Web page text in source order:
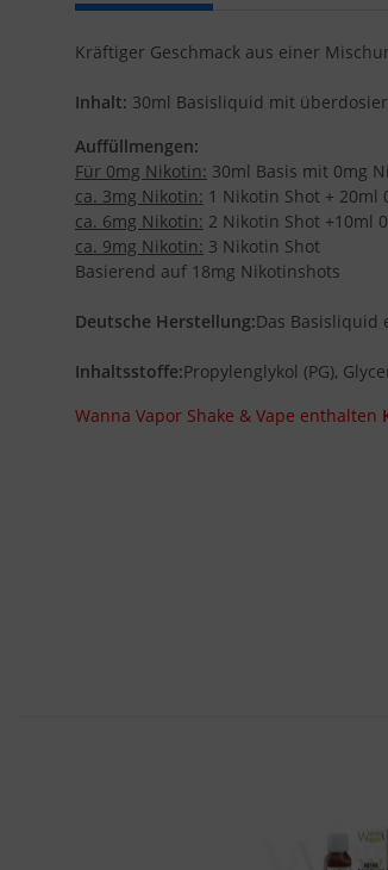
Kräftiger Geschmack aus einer
Inhalt: 30ml Basisliquid mit
Auffüllmengen:
Für 0mg Nikotin: 30ml Basis mit 0mg
ca. 3mg Nikotin: 1 Nikotin Shot + 20ml
ca. 6mg Nikotin: 2 Nikotin Shot +10ml
ca. 9mg Nikotin: 3 Nikotin Shot
Basierend auf 18mg Nikotinshots
Deutsche Herstellung:Das Basisliquid
Inhaltsstoffe:Propylenglykol (PG),
Wanna Vapor Shake & Vape enthalten